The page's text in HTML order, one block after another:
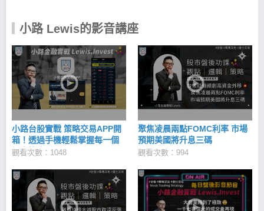
載 >> https://cmy.tw/00BKu8
小路 Lewis的影音講座
小路台股實戰 策略交易APP開
箱！透過手機輕鬆掌握每一個
投資機會！
觀看次數：1048
聚焦凌晨兩點FOMC利率 市場
預期美國將升息三碼
觀看次數：994